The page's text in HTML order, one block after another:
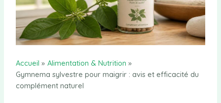
Accueil
Alimentation & Nutrition
Gymnema sylvestre pour maigrir : avis et efficacité du
complément naturel